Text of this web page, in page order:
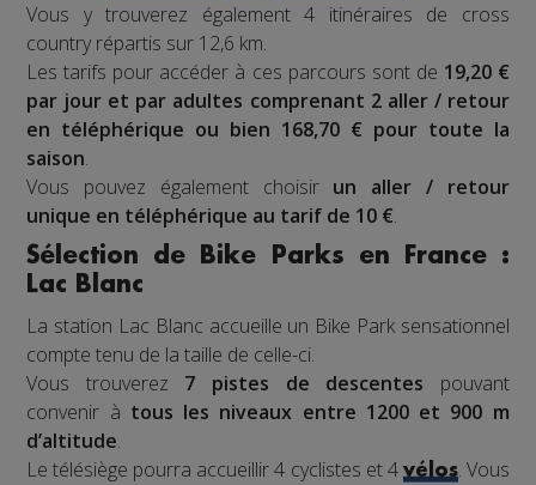
Vous y trouverez également 4 itinéraires de cross
country répartis sur 12,6 km.
Les tarifs pour accéder à ces parcours sont de 19,20 €
par jour et par adultes comprenant 2 aller / retour
en téléphérique ou bien 168,70 € pour toute la
saison.
Vous pouvez également choisir un aller / retour
unique en téléphérique au tarif de 10 €.
Sélection de Bike Parks en France :
Lac Blanc
La station Lac Blanc accueille un Bike Park sensationnel
compte tenu de la taille de celle-ci.
Vous trouverez 7 pistes de descentes pouvant
convenir à tous les niveaux entre 1200 et 900 m
d’altitude.
Le télésiège pourra accueillir 4 cyclistes et 4 vélos. Vous